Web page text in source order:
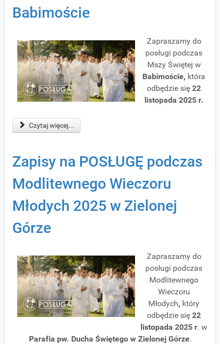
Babimoście
Zapraszamy do
posługi podczas
Mszy Świętej w
Babimoście, która
odbędzie się 22
listopada 2025 r.
Czytaj więcej...
Zapisy na POSŁUGĘ podczas
Modlitewnego Wieczoru
Młodych 2025 w Zielonej
Górze
Zapraszamy do
posługi podczas
Modlitewnego
Wieczoru
Młodych, który
odbędzie się 22
listopada 2025 r. w
Parafia pw. Ducha Świętego w Zielonej Górze.